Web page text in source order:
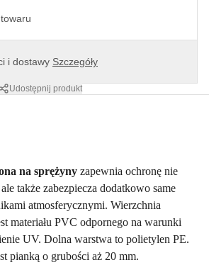
i dostawy Szczegóły
Udostępnij produkt
na sprężyny zapewnia ochronę nie
także zabezpiecza dodatkowo same
atmosferycznymi. Wierzchnia
materiału PVC odpornego na warunki
UV. Dolna warstwa to polietylen PE.
pianką o grubości aż 20 mm.